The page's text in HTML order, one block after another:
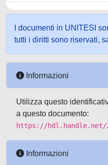
I documenti in UNITESI
tutti i diritti sono riservati,
Informazioni
Utilizza questo
a questo documento:
https://hdl.handle.net/
Informazioni